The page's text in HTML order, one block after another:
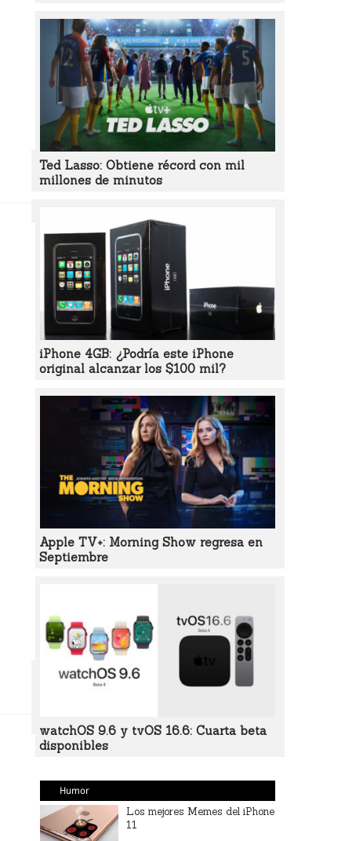
Ted Lasso: Obtiene récord con mil
millones de minutos
iPhone 4GB: ¿Podría este iPhone
original alcanzar los $100 mil?
Apple TV+: Morning Show regresa en
Septiembre
watchOS 9.6 y tvOS 16.6: Cuarta beta
disponibles
Humor
Los mejores Memes del iPhone
11